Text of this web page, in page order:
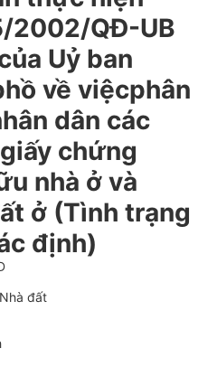
2002/QĐ-UB
Uỷ ban
về việcphân
dân các
chứng
nhà ở và
ở (Tình trạng
định)
đất